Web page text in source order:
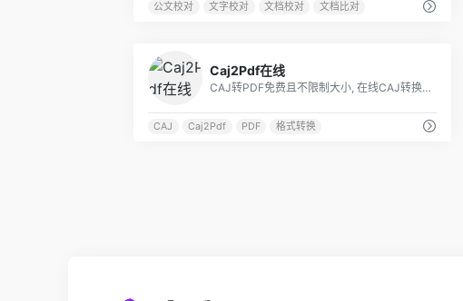
公文校对 文字校对 文档校对 文档比对
Caj2Pdf在线
CAJ转PDF免费且不限制大小, 在线CAJ转换PDF文字可复制且保留书签和目录。同时还提供CAJ文件在线阅读浏览功能, 支持Windows, Mac, iPhone, Android, iPad, Linux, 鸿蒙OS以及其他操作系统!
CAJ Caj2Pdf PDF 格式转换